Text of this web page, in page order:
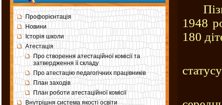
Профорієнтація
Новини
Історія школи
Атестація
Про створення атестаційної комісії та
затвердження її складу
Про атестацію педагогічних працівників
План заходів
План роботи атестаційної комісії
Внутрішня система якості освіти
1948
180